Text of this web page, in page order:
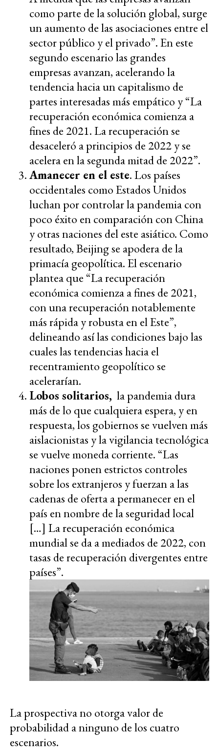
como parte de la solución global, surge
un aumento de las asociaciones entre el
sector público y el privado”. En este
segundo escenario las grandes
empresas avanzan, acelerando la
tendencia hacia un capitalismo de
partes interesadas más empático y “La
recuperación económica comienza a
fines de 2021. La recuperación se
desaceleró a principios de 2022 y se
acelera en la segunda mitad de 2022”.
Amanecer en el este. Los países
occidentales como Estados Unidos
luchan por controlar la pandemia con
poco éxito en comparación con China
y otras naciones del este asiático. Como
resultado, Beijing se apodera de la
primacía geopolítica. El escenario
plantea que “La recuperación
económica comienza a fines de 2021,
con una recuperación notablemente
más rápida y robusta en el Este”,
delineando así las condiciones bajo las
cuales las tendencias hacia el
recentramiento geopolítico se
acelerarían.
Lobos solitarios, la pandemia dura
más de lo que cualquiera espera, y en
respuesta, los gobiernos se vuelven más
aislacionistas y la vigilancia tecnológica
se vuelve moneda corriente. “Las
naciones ponen estrictos controles
sobre los extranjeros y fuerzan a las
cadenas de oferta a permanecer en el
país en nombre de la seguridad local
[…] La recuperación económica
mundial se da a mediados de 2022, con
tasas de recuperación divergentes entre
países”.
La prospectiva no otorga valor de
probabilidad a ninguno de los cuatro
escenarios.